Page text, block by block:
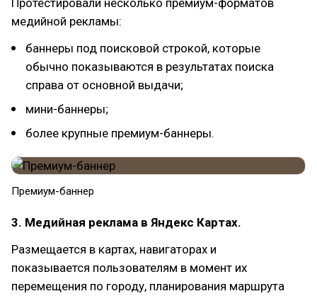
медийной рекламы:
баннеры под поисковой строкой, которые
обычно показываются в результатах поиска
справа от основной выдачи;
мини-баннеры;
более крупные премиум-баннеры.
Премиум-баннер
3. Медийная реклама в Яндекс Картах.
Размещается в картах, навигаторах и
показывается пользователям в момент их
перемещения по городу, планирования маршрута